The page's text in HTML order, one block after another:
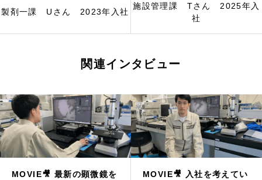
製剤一課 Uさん 2023年入社
施設管理課 Tさん 2025年入
社
関連インタビュー
MOVIE🎥 最新の顕微鏡を
MOVIE🎥 入社を考えてい